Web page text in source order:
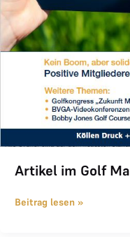
Artikel im Golf
Beitrag lesen »